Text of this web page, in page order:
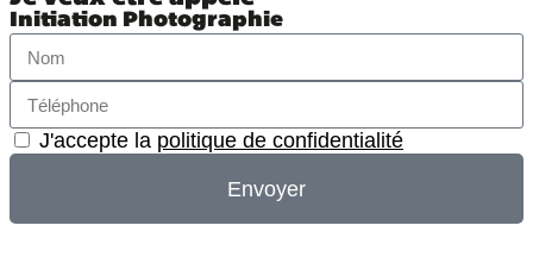
Initiation Photographie
J'accepte la politique de confidentialité
Envoyer